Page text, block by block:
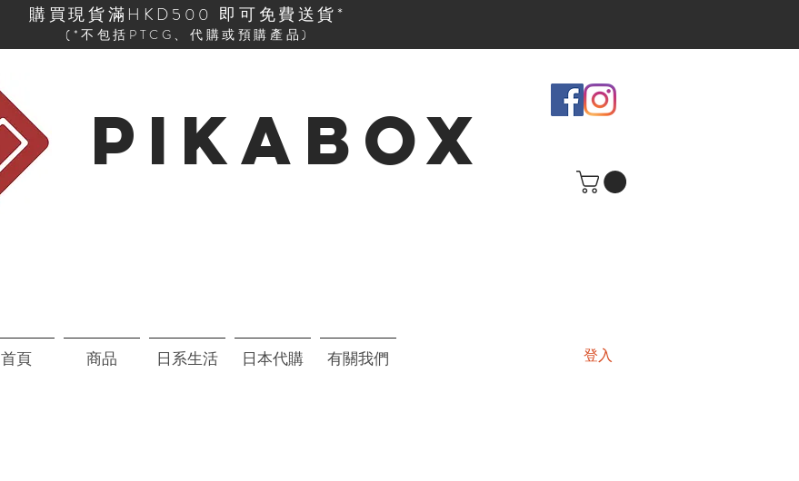
購買現貨滿HKD500 即可免費送貨*
(*不包括PTCG、代購或預購產品)
PIKABOX
首頁 商品 日系生活 日本代購 有關我們 登入